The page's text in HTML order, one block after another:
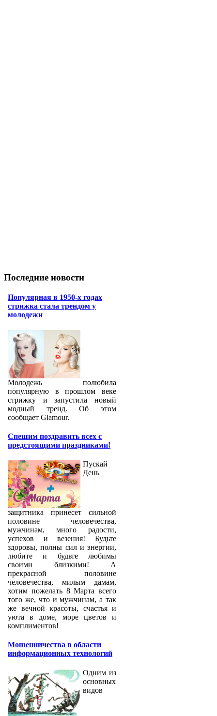
Последние новости
Популярная в 1950-х годах
стрижка стала трендом у
молодежи
Молодежь полюбила
популярную в прошлом веке
стрижку и запустила новый
модный тренд. Об этом
сообщает Glamour.
Спешим поздравить всех с
предстоящими праздниками!
Пускай
День
защитника принесет сильной
половине человечества,
мужчинам, много радости,
успехов и везения! Будьте
здоровы, полны сил и энергии,
любите и будьте любимы
своими близкими! А
прекрасной половине
человечества, милым дамам,
хотим пожелать 8 Марта всего
того же, что и мужчинам, а так
же вечной красоты, счастья и
уюта в доме, море цветов и
комплиментов!
Мошенничества в области
информационных технологий
Одним из
основных
видов